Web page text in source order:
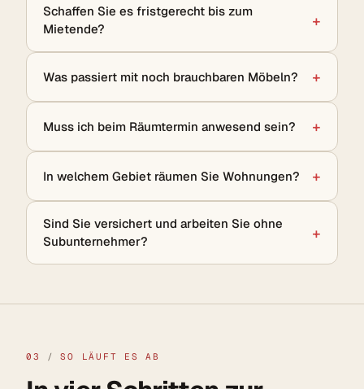
Schaffen Sie es fristgerecht bis zum
Mietende?
Was passiert mit noch brauchbaren Möbeln?
Muss ich beim Räumtermin anwesend sein?
In welchem Gebiet räumen Sie Wohnungen?
Sind Sie versichert und arbeiten Sie ohne
Subunternehmer?
03 / SO LÄUFT ES AB